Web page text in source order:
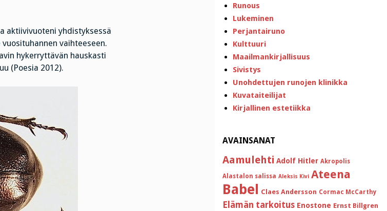
aktiivivuoteni yhdistyksessä
vaihteeseen.
hykerryttävän hauskasti
(Poesia 2012).
Runous
Lukeminen
Perjantairuno
Kulttuuri
Maailmankirjallisuus
Sivistys
Unohdettujen runojen klinikka
Kuvataiteilijat
Kirjallinen estetiikka
AVAINSANAT
Aamulehti Adolf Hitler Akropolis
Alastalon salissa Aleksis Kivi Ateena
Babel Claes Andersson Cormac McCarthy
Elämän tarkoitus Enostone Ernst Billgren